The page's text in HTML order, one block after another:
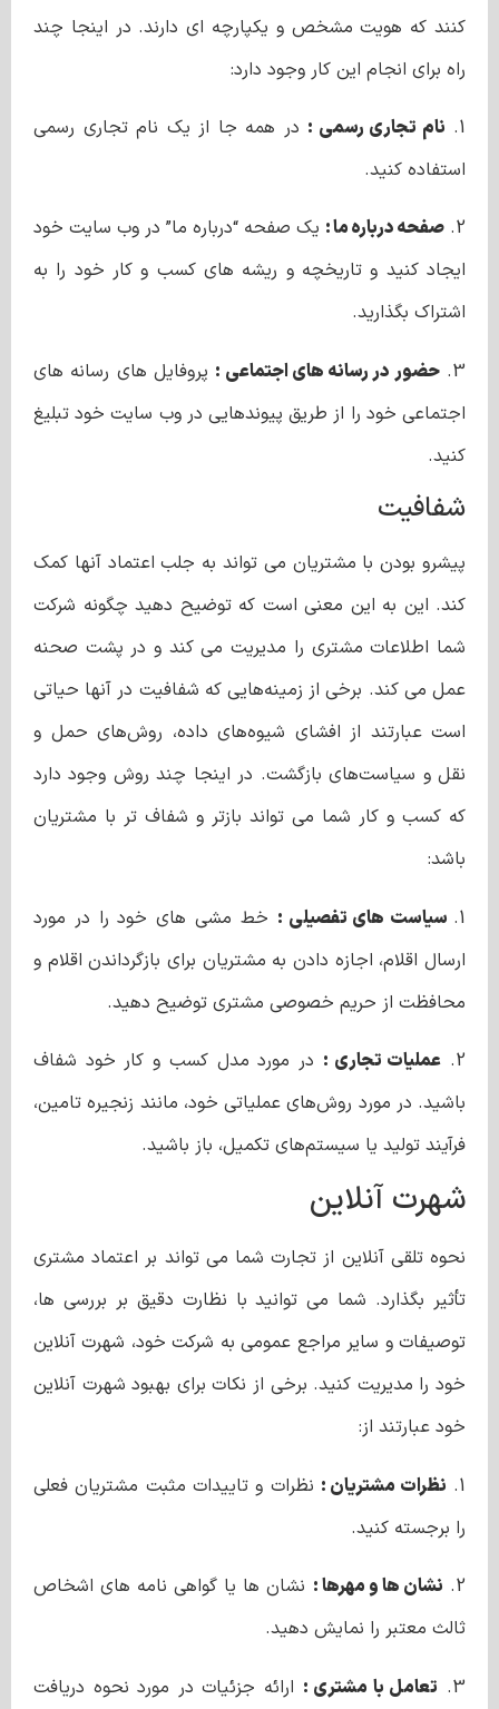
کنند که هویت مشخص و یکپارچه ای دارند. در اینجا چند
راه برای انجام این کار وجود دارد:
1. نام تجاری رسمی : در همه جا از یک نام تجاری رسمی
استفاده کنید.
2. صفحه درباره ما : یک صفحه “درباره ما” در وب سایت خود
ایجاد کنید و تاریخچه و ریشه های کسب و کار خود را به
اشتراک بگذارید.
3. حضور در رسانه های اجتماعی : پروفایل های رسانه های
اجتماعی خود را از طریق پیوندهایی در وب سایت خود تبلیغ
کنید.
شفافیت
پیشرو بودن با مشتریان می تواند به جلب اعتماد آنها کمک
کند. این به این معنی است که توضیح دهید چگونه شرکت
شما اطلاعات مشتری را مدیریت می کند و در پشت صحنه
عمل می کند. برخی از زمینه‌هایی که شفافیت در آنها حیاتی
است عبارتند از افشای شیوه‌های داده، روش‌های حمل و
نقل و سیاست‌های بازگشت. در اینجا چند روش وجود دارد
که کسب و کار شما می تواند بازتر و شفاف تر با مشتریان
باشد:
1. سیاست های تفصیلی : خط مشی های خود را در مورد
ارسال اقلام، اجازه دادن به مشتریان برای بازگرداندن اقلام و
محافظت از حریم خصوصی مشتری توضیح دهید.
2. عملیات تجاری : در مورد مدل کسب و کار خود شفاف
باشید. در مورد روش‌های عملیاتی خود، مانند زنجیره تامین،
فرآیند تولید یا سیستم‌های تکمیل، باز باشید.
شهرت آنلاین
نحوه تلقی آنلاین از تجارت شما می تواند بر اعتماد مشتری
تأثیر بگذارد. شما می توانید با نظارت دقیق بر بررسی ها،
توصیفات و سایر مراجع عمومی به شرکت خود، شهرت آنلاین
خود را مدیریت کنید. برخی از نکات برای بهبود شهرت آنلاین
خود عبارتند از:
1. نظرات مشتریان : نظرات و تاییدات مثبت مشتریان فعلی
را برجسته کنید.
2. نشان ها و مهرها : نشان ها یا گواهی نامه های اشخاص
ثالث معتبر را نمایش دهید.
3. تعامل با مشتری : ارائه جزئیات در مورد نحوه دریافت